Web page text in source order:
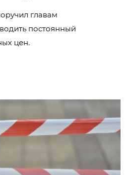
главам
постоянный
цен.